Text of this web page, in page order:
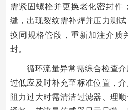
需紧固螺栓并更换老化密封件
缝，出现裂纹需补焊并压力测
换同规格管段，重新加注介质
封。
循环流量异常需综合检查
过低应及时补充至标准位置，
阻力过大时需清洁过滤器、理